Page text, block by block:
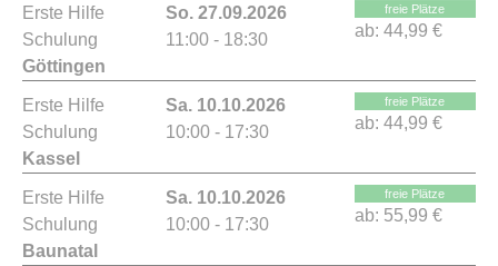
Erste Hilfe
Schulung
Göttingen
So. 27.09.2026
11:00 - 18:30
freie Plätze
ab: 44,99 €
Erste Hilfe
Schulung
Kassel
Sa. 10.10.2026
10:00 - 17:30
freie Plätze
ab: 44,99 €
Erste Hilfe
Schulung
Baunatal
Sa. 10.10.2026
10:00 - 17:30
freie Plätze
ab: 55,99 €